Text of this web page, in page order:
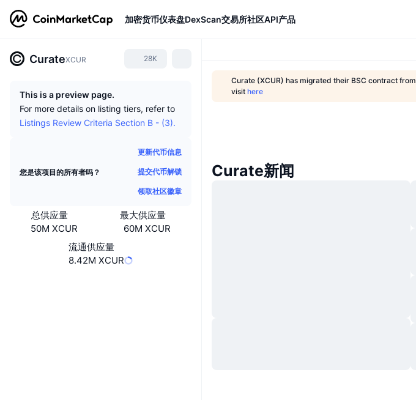
加密货币仪表盘DexScan交易所社区API产品
CurateXCUR 28K
This is a preview page.
For more details on listing tiers, refer to
Listings Review Criteria Section B - (3).
您是该项目的所有者吗？
更新代币信息
提交代币解锁
领取社区徽章
总供应量
50M XCUR
最大供应量
60M XCUR
流通供应量
8.42M XCUR
Curate (XCUR) has migrated their BSC contract from
visit here
Curate新闻